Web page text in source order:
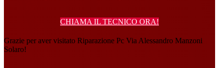
CHIAMA IL TECNICO ORA!
Grazie per aver visitato Riparazione Pc Via Alessandro Manzoni
Solaro!